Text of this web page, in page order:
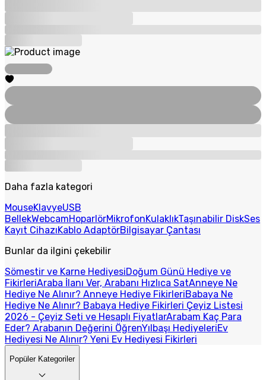
Daha fazla kategori
MouseKlavyeUSB
BellekWebcamHoparlörMikrofonKulaklıkTaşınabilir DiskSes
Kayıt CihazıKablo AdaptörBilgisayar Çantası
Bunlar da ilgini çekebilir
Sömestir ve Karne HediyesiDoğum Günü Hediye ve
FikirleriAraba İlanı Ver, Arabanı Hızlıca SatAnneye Ne
Hediye Ne Alınır? Anneye Hediye FikirleriBabaya Ne
Hediye Ne Alınır? Babaya Hediye Fikirleri Çeyiz Listesi
2026 - Çeyiz Seti ve Hesaplı FiyatlarArabam Kaç Para
Eder? Arabanın Değerini ÖğrenYılbaşı HediyeleriEv
Hediyesi Ne Alınır? Yeni Ev Hediyesi Fikirleri
Popüler Kategoriler